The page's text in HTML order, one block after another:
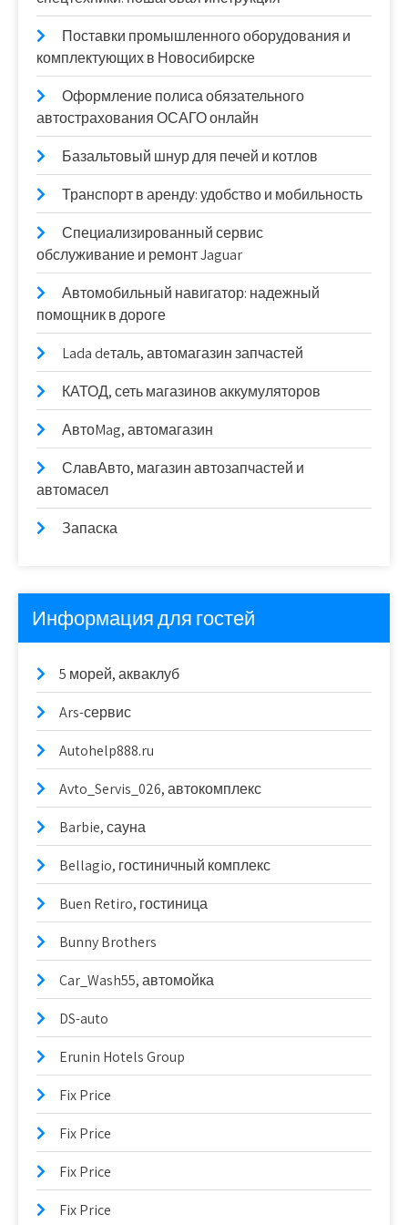
Поставки промышленного оборудования и
комплектующих в Новосибирске
Оформление полиса обязательного
автострахования ОСАГО онлайн
Базальтовый шнур для печей и котлов
Транспорт в аренду: удобство и мобильность
Специализированный сервис
обслуживание и ремонт Jaguar
Автомобильный навигатор: надежный
помощник в дороге
Lada deталь, автомагазин запчастей
КАТОД, сеть магазинов аккумуляторов
АвтоMag, автомагазин
СлавАвто, магазин автозапчастей и
автомасел
Запаска
Информация для гостей
5 морей, акваклуб
Ars-сервис
Autohelp888.ru
Avto_Servis_026, автокомплекс
Barbie, сауна
Bellagio, гостиничный комплекс
Buen Retiro, гостиница
Bunny Brothers
Car_Wash55, автомойка
DS-auto
Erunin Hotels Group
Fix Price
Fix Price
Fix Price
Fix Price